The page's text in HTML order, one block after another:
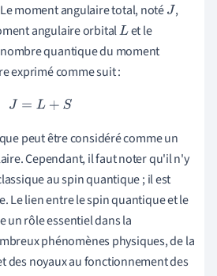
moment angulaire total, notéJ,
angulaire orbitalLet le
nombre quantique du moment
exprimé comme suit :
J=L+ S
peut être considéré comme un
Cependant, il faut noter qu'il n'y
au spin quantique ; il est
Le lien entre le spin quantique et le
un rôle essentiel dans la
phénomènes physiques, de la
des noyaux au fonctionnement des